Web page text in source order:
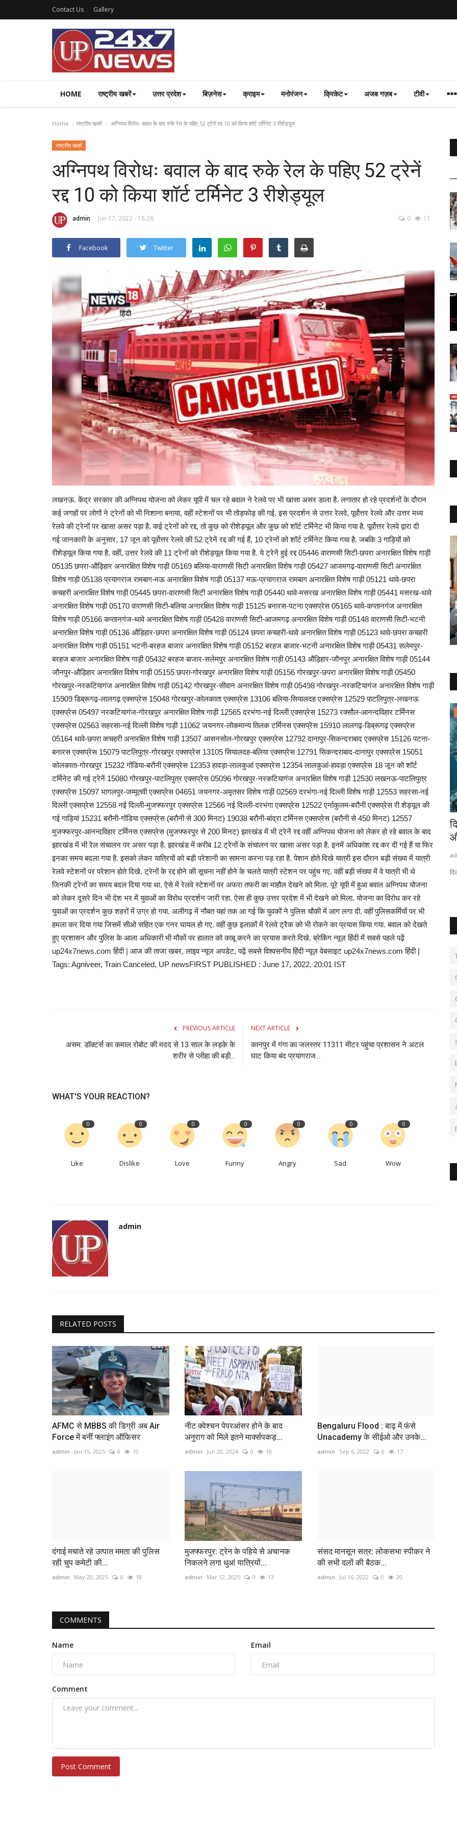
Contact Us Gallery
HOME राष्ट्रीय खबरें उत्तर प्रदेश बिज़नेस क्राइम मनोरंजन क्रिकेट अजब गज़ब टीवी
Home राष्ट्रीय खबरें अग्निपथ विरोधः बवाल के बाद रुके रेल के पहिए 52 ट्रेनें रद्द 10 को किया शॉर्ट टर्मिनेट 3 रीशेड्यूल
राष्ट्रीय खबरें
अग्निपथ विरोधः बवाल के बाद रुके रेल के पहिए 52 ट्रेनें
रद्द 10 को किया शॉर्ट टर्मिनेट 3 रीशेड्यूल
admin Jun 17, 2022 - 18:26 0 11
Facebook Twitter
लखनऊ. केंद्र सरकार की अग्निपथ योजना को लेकर यूपी में चल रहे बवाल ने रेलवे पर भी खासा असर डाला है. लगातार हो रहे प्रदर्शनों के दौरान
कई जगहों पर लोगों ने ट्रेनों को भी निशाना बनाया, वहीं स्टेशनों पर भी तोड़फोड़ की गई. इस प्रदर्शन से उत्तर रेलवे, पूर्वोत्तर रेलवे और उत्तर मध्य
रेलवे की ट्रेनों पर खासा असर पड़ा है. कई ट्रेनों को रद्द, तो कुछ को रीशेड्यूल और कुछ को शॉर्ट टर्मिनेट भी किया गया है. पूर्वोत्तर रेलवे द्वारा दी
गई जानकारी के अनुसार, 17 जून को पूर्वोत्तर रेलवे की 52 ट्रेनें रद्द की गई हैं, 10 ट्रेनों को शॉर्ट टर्मिनेट किया गया है. जबकि 3 गाड़ियों को
रीशेड्यूल किया गया है. वहीं, उत्तर रेलवे की 11 ट्रेनों को रीशेड्यूल किया गया है. ये ट्रेनें हुई रद्द 05446 वाराणसी सिटी-छपरा अनारक्षित विशेष गाड़ी
05135 छपरा-औड़िहार अनारक्षित विशेष गाड़ी 05169 बलिया-वाराणसी सिटी अनारक्षित विशेष गाड़ी 05427 आजमगढ़-वाराणसी सिटी अनारक्षित
विशेष गाड़ी 05138 प्रयागराज रामबाग-मऊ अनारक्षित विशेष गाड़ी 05137 मऊ-प्रयागराज रामबाग अनारक्षित विशेष गाड़ी 05121 थावे-छपरा
कचहरी अनारक्षित विशेष गाड़ी 05445 छपरा-वाराणसी सिटी अनारक्षित विशेष गाड़ी 05440 थावे-मसरख अनारक्षित विशेष गाड़ी 05441 मसरख-थावे
अनारक्षित विशेष गाड़ी 05170 वाराणसी सिटी-बलिया अनारक्षित विशेष गाड़ी 15125 बनारस-पटना एक्सप्रेस 05165 थावे-कप्तानगंज अनारक्षित
विशेष गाड़ी 05166 कप्तानगंज-थावे अनारक्षित विशेष गाड़ी 05428 वाराणसी सिटी-आजमगढ़ अनारक्षित विशेष गाड़ी 05148 वाराणसी सिटी-भटनी
अनारक्षित विशेष गाड़ी 05136 औड़िहार-छपरा अनारक्षित विशेष गाड़ी 05124 छपरा कचहरी-थावे अनारक्षित विशेष गाड़ी 05123 थावे-छपरा कचहरी
अनारक्षित विशेष गाड़ी 05151 भटनी-बरहज बाजार अनारक्षित विशेष गाड़ी 05152 बरहज बाजार-भटनी अनारक्षित विशेष गाड़ी 05431 सलेमपुर-
बरहज बाजार अनारक्षित विशेष गाड़ी 05432 बरहज बाजार-सलेमपुर अनारक्षित विशेष गाड़ी 05143 औड़िहार-जौनपुर अनारक्षित विशेष गाड़ी 05144
जौनपुर-औड़िहार अनारक्षित विशेष गाड़ी 05155 छपरा-गोरखपुर अनारक्षित विशेष गाड़ी 05156 गोरखपुर-छपरा अनारक्षित विशेष गाड़ी 05450
गोरखपुर-नरकटियागंज अनारक्षित विशेष गाड़ी 05142 गोरखपुर-सीवान अनारक्षित विशेष गाड़ी 05498 गोरखपुर-नरकटियागंज अनारक्षित विशेष गाड़ी
15909 डिब्रूगढ़-लालगढ़ एक्सप्रेस 15048 गोरखपुर-कोलकाता एक्सप्रेस 13106 बलिया-सियालदह एक्सप्रेस 12529 पाटलिपुत्र-लखनऊ
एक्सप्रेस 05497 नरकटियागंज-गोरखपुर अनारक्षित विशेष गाड़ी 12565 दरभंगा-नई दिल्ली एक्सप्रेस 15273 रक्सौल-आनन्दविहार टर्मिनस
एक्सप्रेस 02563 सहरसा-नई दिल्ली विशेष गाड़ी 11062 जयनगर-लोकमान्य तिलक टर्मिनस एक्सप्रेस 15910 लालगढ़-डिब्रूगढ़ एक्सप्रेस
05164 थावे-छपरा कचहरी अनारक्षित विशेष गाड़ी 13507 आसनसोल-गोरखपुर एक्सप्रेस 12792 दानापुर-सिकन्दराबाद एक्सप्रेस 15126 पटना-
बनारस एक्सप्रेस 15079 पाटलिपुत्र-गोरखपुर एक्सप्रेस 13105 सियालदह-बलिया एक्सप्रेस 12791 सिकन्दराबाद-दानापुर एक्सप्रेस 15051
कोलकाता-गोरखपुर 15232 गोंडिया-बरौनी एक्सप्रेस 12353 हावड़ा-लालकुआं एक्सप्रेस 12354 लालकुआं-हावड़ा एक्सप्रेस 18 जून को शॉर्ट
टर्मिनेट की गई ट्रेनें 15080 गोरखपुर-पाटलिपुत्र एक्सप्रेस 05096 गोरखपुर-नरकटियागंज अनारक्षित विशेष गाड़ी 12530 लखनऊ-पाटलिपुत्र
एक्सप्रेस 15097 भागलपुर-जम्मूतवी एक्सप्रेस 04651 जयनगर-अमृतसर विशेष गाड़ी 02569 दरभंगा-नई दिल्ली विशेष गाड़ी 12553 सहरसा-नई
दिल्ली एक्सप्रेस 12558 नई दिल्ली-मुजफ्फरपुर एक्सप्रेस 12566 नई दिल्ली-दरभंगा एक्सप्रेस 12522 एर्नाकुलम-बरौनी एक्सप्रेस री शेड्यूल की
गई गाड़ियां 15231 बरौनी-गोंडिया एक्सप्रेस (बरौनी से 300 मिनट) 19038 बरौनी-बांद्रा टर्मिनस एक्सप्रेस (बरौनी से 450 मिनट) 12557
मुजफ्फरपुर-आनन्दविहार टर्मिनस एक्सप्रेस (मुजफ्फरपुर से 200 मिनट) झारखंड में भी ट्रेनें रद्द वहीं अग्निपथ योजना को लेकर हो रहे बवाल के बाद
झारखंड में भी रेल संचालन पर असर पड़ा है. झारखंड में करीब 12 ट्रेनों के संचालन पर खासा असर पड़ा है. इनमें अधिकांश रद्द कर दी गई हैं या फिर
इनका समय बदला गया है. इसको लेकर यात्रियों को बड़ी परेशानी का सामना करना पड़ रहा है. पेशान होते दिखे यात्री इस दौरान बड़ी संख्या में यात्री
रेलवे स्टेशनों पर परेशान होते दिखे. ट्रेनों के रद्द होने की सूचना नहीं होने के चलते यात्री स्टेशन पर पहुंच गए. वहीं बड़ी संख्या में वे यात्री भी थे
जिनकी ट्रेनों का समय बदल दिया गया था. ऐसे में रेलवे स्टेशनों पर अफरा तफरी का माहौल देखने को मिला. पूरे यूपी में हुआ बवाल अग्निपथ योजना
को लेकर दूसरे दिन भी देश भर में युवाओं का विरोध प्रदर्शन जारी रहा. ऐसा ही कुछ उत्तर प्रदेश में भी देखने को मिला. योजना का विरोध कर रहे
युवाओं का प्रदर्शन कुछ शहरों में उग्र हो गया. अलीगढ़ में नौबत यहां तक आ गई कि युवकों ने पुलिस चौकी में आग लगा दी. वहीं पुलिसकर्मियों पर भी
हमला कर दिया गया जिसमें सीओ सहित एक गनर घायल हो गए. वहीं कुछ इलाकों में रेलवे ट्रैक को भी रोकने का प्रयास किया गया. बवाल को देखते
हुए प्रशासन और पुलिस के आला अधिकारी भी मौकों पर हालात को काबू करने का प्रयास करते दिखे. ब्रेकिंग न्यूज़ हिंदी में सबसे पहले पढ़ें
up24x7news.com हिंदी | आज की ताजा खबर, लाइव न्यूज अपडेट, पढ़ें सबसे विश्वसनीय हिंदी न्यूज़ वेबसाइट up24x7news.com हिंदी |
Tags: Agniveer, Train Canceled, UP newsFIRST PUBLISHED : June 17, 2022, 20:01 IST
PREVIOUS ARTICLE
असम: डॉक्टर्स का कमाल रोबोट की मदद से 13 साल के लड़के के
शरीर से प्लीहा की बड़ी...
NEXT ARTICLE
कानपुर में गंगा का जलस्तर 11311 मीटर पहुंचा प्रशासन ने अटल
घाट किया बंद प्रयागराज...
WHAT'S YOUR REACTION?
0
Like
0
Dislike
0
Love
0
Funny
0
Angry
0
Sad
0
Wow
admin
RELATED POSTS
AFMC से MBBS की डिग्री अब Air
Force में बनीं फ्लाइंग ऑफिसर
admin Jan 15, 2025 0 10
नीट क्वेश्चन पेपरआंसर होने के बाद
अनुराग को मिले इतने मार्क्सपकड़...
admin Jun 20, 2024 0 10
Bengaluru Flood : बाढ़ में फंसे
Unacademy के सीईओ और उनके...
admin Sep 6, 2022 0 17
दंगाई मचाते रहे उत्‍पात ममता की पुलिस
रही चुप कमेटी की...
admin May 20, 2025 0 18
मुजफ्फरपुर: ट्रेन के पहिये से अचानक
निकलने लगा धुआं यात्रियों...
admin Mar 12, 2025 0 13
संसद मानसून सत्र: लोकसभा स्पीकर ने
की सभी दलों की बैठक...
admin Jul 16, 2022 0 20
COMMENTS
Name Email
Comment
Post Comment
उत्तर प्रदेश
यूपी के इस जिले में तैयार होता है महिलाओं के माथे
का ताज...
admin Sep 26, 2024 0 790
Ballia famous for Bindi: बलिया जनपद का एक प्रमुख उद्योग, जिसे
सरकार ने सराहा और...
राष्ट्रीय खबरें
Sikar News: पक्षियों का घर ही नहीं किसानों की
लाइफलाइन...
admin Aug 7, 2026 0 0
Sikar Rawasas Wetland : सीकर का रैवासा वेटलैंड पक्षियों के साथ
किसानों और पशुपालकों...